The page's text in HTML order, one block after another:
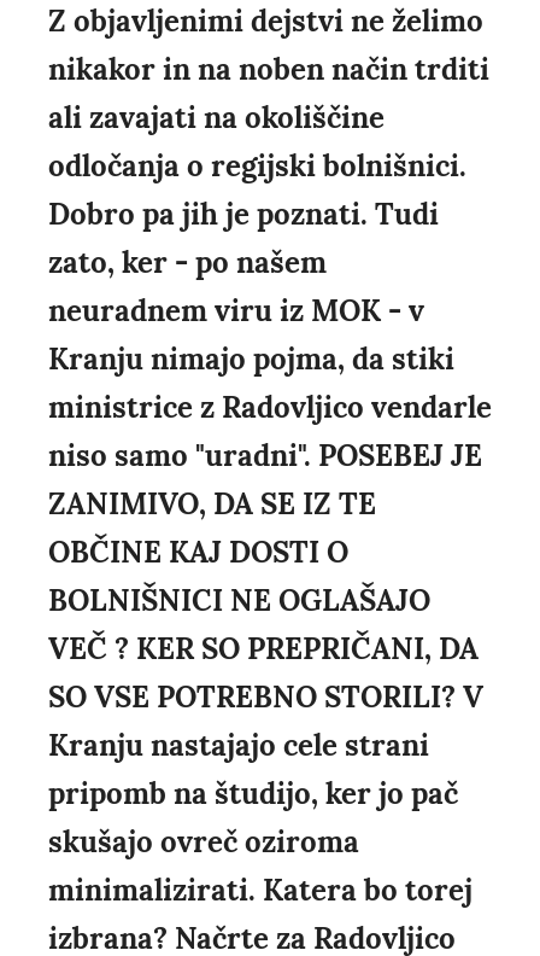
Z objavljenimi dejstvi ne želimo
nikakor in na noben način trditi
ali zavajati na okoliščine
odločanja o regijski bolnišnici.
Dobro pa jih je poznati. Tudi
zato, ker - po našem
neuradnem viru iz MOK - v
Kranju nimajo pojma, da stiki
ministrice z Radovljico vendarle
niso samo "uradni". POSEBEJ JE
ZANIMIVO, DA SE IZ TE
OBČINE KAJ DOSTI O
BOLNIŠNICI NE OGLAŠAJO
VEČ ? KER SO PREPRIČANI, DA
SO VSE POTREBNO STORILI? V
Kranju nastajajo cele strani
pripomb na študijo, ker jo pač
skušajo ovreč oziroma
minimalizirati. Katera bo torej
izbrana? Načrte za Radovljico